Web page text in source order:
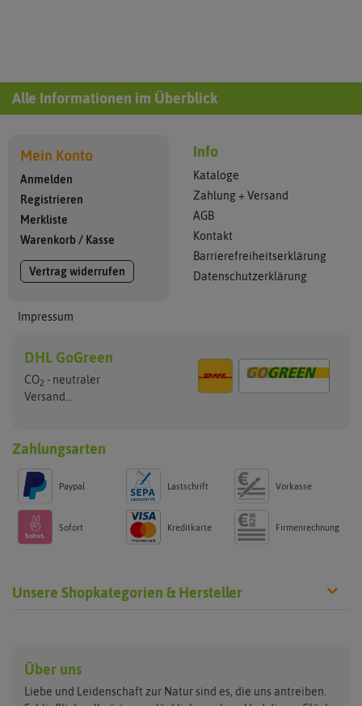
Alle Informationen im Überblick
Mein Konto
Anmelden
Registrieren
Merkliste
Warenkorb / Kasse
Vertrag widerrufen
Impressum
Info
Kataloge
Zahlung + Versand
AGB
Kontakt
Barrierefreiheitserklärung
Datenschutzerklärung
DHL GoGreen
CO2 - neutraler
Versand...
Zahlungsarten
Paypal Lastschrift Vorkasse
Sofort Kreditkarte Firmenrechnung
Unsere Shopkategorien & Hersteller
Anzuchtschalen
Beleuchtung
Keimsprossen
Benary
Über uns
Liebe und Leidenschaft zur Natur sind es, die uns antreiben.